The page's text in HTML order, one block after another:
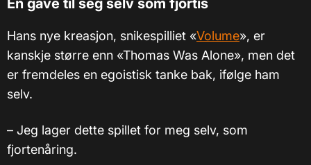
En gave til seg selv som fjortis
Hans nye kreasjon, snikespilliet «Volume», er
kanskje større enn «Thomas Was Alone», men det
er fremdeles en egoistisk tanke bak, ifølge ham
selv.
– Jeg lager dette spillet for meg selv, som
fjortenåring.